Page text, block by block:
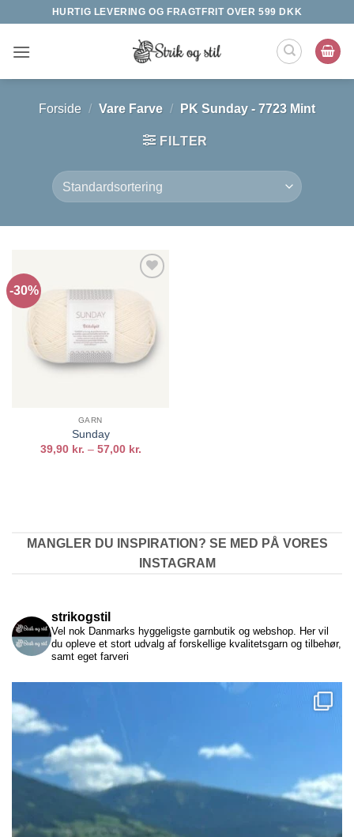
indhold
HURTIG LEVERING OG FRAGTFRIT OVER 599 DKK
Forside / Vare Farve / PK Sunday - 7723 Mint
FILTER
-30%
ønskeliste
GARN
Sunday
39,90 kr. – 57,00 kr.
MANGLER DU INSPIRATION? SE MED PÅ VORES
INSTAGRAM
strikogstil
Vel nok Danmarks hyggeligste garnbutik og webshop. Her vil
du opleve et stort udvalg af forskellige kvalitetsgarn og tilbehør,
samt eget farveri